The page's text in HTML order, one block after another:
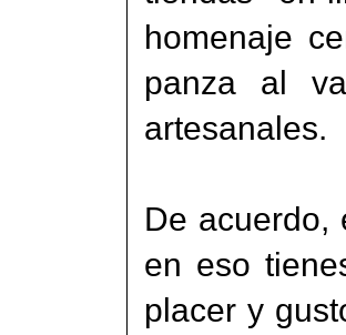
homenaje
panza al
artesanales.
De acuerdo,
en eso
placer y